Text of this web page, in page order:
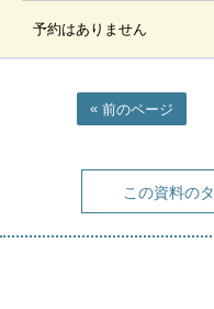
予約はありません
前のページ
この資料の